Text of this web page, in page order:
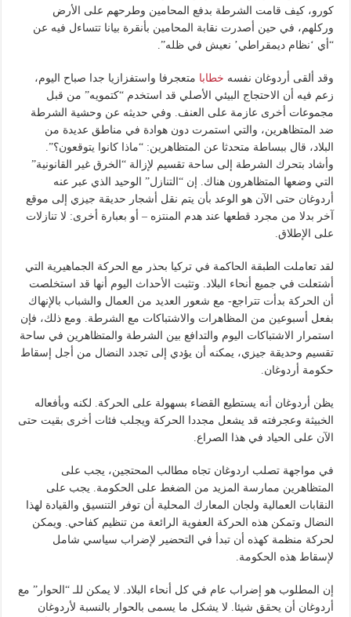
كورو، كيف قامت الشرطة بدفع المحامين وطرحهم على الأرض
وركلهم، في حين أصدرت نقابة المحامين بأنقرة بيانا تتساءل فيه عن
“أي ‘نظام ديمقراطي’ نعيش في ظله”.
وقد ألقى أردوغان نفسه خطابا متعجرفا واستفزازيا جدا صباح اليوم،
زعم فيه أن الاحتجاج البيئي الأصلي قد استخدم “كتمويه” من قبل
مجموعات أخرى عازمة على العنف. وفي حديثه عن وحشية الشرطة
ضد المتظاهرين، والتي استمرت دون هوادة في مناطق عديدة من
البلاد، قال ببساطة متحدثا عن المتظاهرين: “ماذا كانوا يتوقعون؟”.
وأشاد بتحرك الشرطة إلى ساحة تقسيم لإزالة “الخرق غير القانونية”
التي وضعها المتظاهرون هناك. إن “التنازل” الوحيد الذي عبر عنه
أردوغان حتى الآن هو الوعد بأن يتم نقل أشجار حديقة جيزي إلى موقع
آخر بدلا من مجرد قطعها عند هدم المنتزه – أو بعبارة أخرى: لا تنازلات
على الإطلاق.
لقد تعاملت الطبقة الحاكمة في تركيا بحذر مع الحركة الجماهيرية التي
أشتعلت في جميع أنحاء البلاد. وتثبت الأحداث اليوم أنها قد استخلصت
أن الحركة بدأت تتراجع- مع شعور العديد من العمال والشباب بالإنهاك
بفعل أسبوعين من المظاهرات والاشتباكات مع الشرطة. ومع ذلك، فإن
استمرار الاشتباكات اليوم والتدافع بين الشرطة والمتظاهرين في ساحة
تقسيم وحديقة جيزي، يمكنه أن يؤدي إلى تجدد النضال من أجل إسقاط
حكومة أردوغان.
يظن أردوغان أنه يستطيع القضاء بسهولة على الحركة. لكنه وبأفعاله
الخبيثة وعجرفته قد يشعل مجددا الحركة ويجلب فئات أخرى بقيت حتى
الآن على الحياد في هذا الصراع.
في مواجهة تصلب اردوغان تجاه مطالب المحتجين، يجب على
المتظاهرين ممارسة المزيد من الضغط على الحكومة. يجب على
النقابات العمالية ولجان المعارك المحلية أن توفر التنسيق والقيادة لهذا
النضال وتمكن هذه الحركة العفوية الرائعة من تنظيم كفاحي. ويمكن
لحركة منظمة كهذه أن تبدأ في التحضير لإضراب سياسي شامل
لإسقاط هذه الحكومة.
إن المطلوب هو إضراب عام في كل أنحاء البلاد. لا يمكن للـ “الحوار” مع
أردوغان أن يحقق شيئا. لا يشكل ما يسمى بالحوار بالنسبة لأردوغان